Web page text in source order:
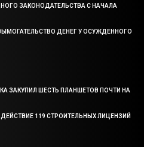
ЗАКОНОДАТЕЛЬСТВА С НАЧАЛА
ДЕНЕГ У ОСУЖДЕННОГО
ЗАКУПИЛ ШЕСТЬ ПЛАНШЕТОВ ПОЧТИ НА
119 СТРОИТЕЛЬНЫХ ЛИЦЕНЗИЙ